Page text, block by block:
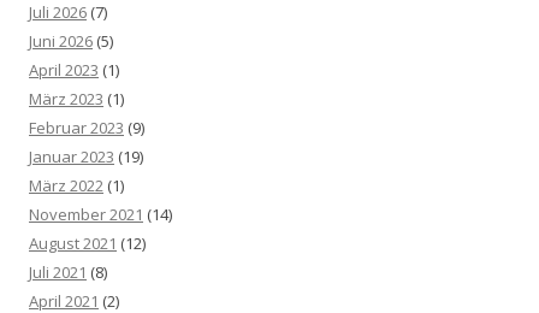
Juli 2026 (7)
Juni 2026 (5)
April 2023 (1)
März 2023 (1)
Februar 2023 (9)
Januar 2023 (19)
März 2022 (1)
November 2021 (14)
August 2021 (12)
Juli 2021 (8)
April 2021 (2)